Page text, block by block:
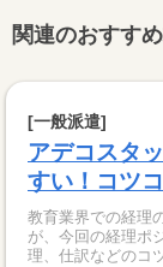
関連のおすす
[一般派遣]
アデコスタ
すい！コツ
教育業界での経理
が、今回の経理ポ
理、仕訳などのコ